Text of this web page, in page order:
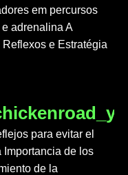
em percursos
adrenalina A
e Estratégia
para evitar el
Importancia de los
de la